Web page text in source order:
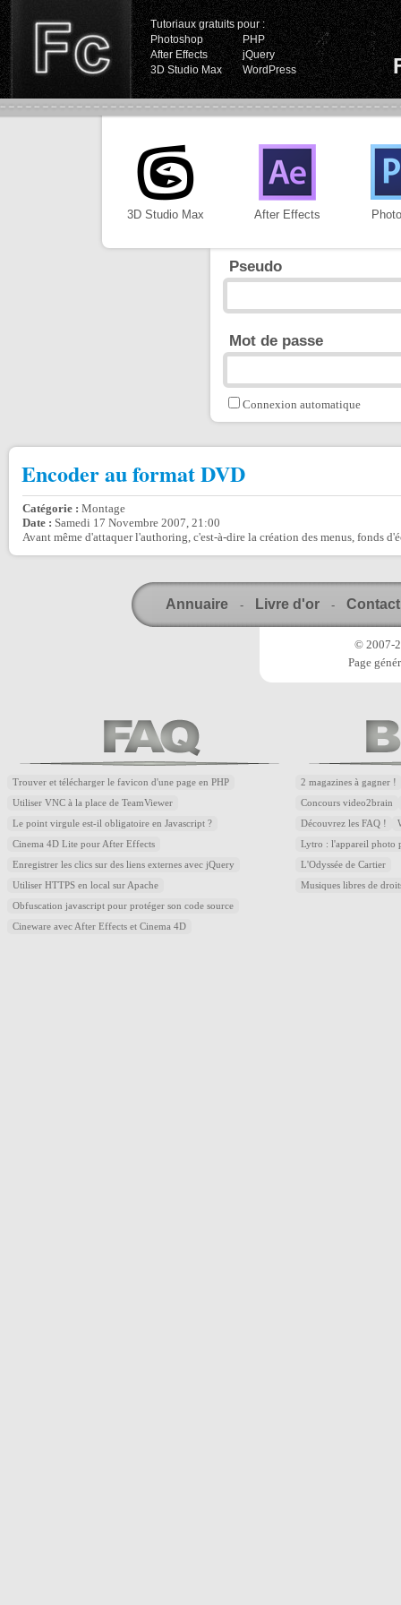
Tutoriaux gratuits pour :
Photoshop
PHP
After Effects
jQuery
3D Studio Max
WordPress
3D Studio Max After Effects
Pseudo
Mot de passe
Connexion automatique
Encoder au format DVD
Catégorie : Montage
Date : Samedi 17 Novembre 2007, 21:00
Avant même d'attaquer l'authoring, c'est-à-dire la création des menus, fonds
Annuaire - Livre d'or - Contact
© 2007-
Page
Trouver et télécharger le favicon d'une page en PHP
Utiliser VNC à la place de TeamViewer
Le point virgule est-il obligatoire en Javascript ?
Cinema 4D Lite pour After Effects
Enregistrer les clics sur des liens externes avec jQuery
Utiliser HTTPS en local sur Apache
Obfuscation javascript pour protéger son code source
Cineware avec After Effects et Cinema 4D
2 magazines à gagner !
Concours video2brain
Découvrez les FAQ !
Lytro : l'appareil photo
L'Odyssée de Cartier
Musiques libres de